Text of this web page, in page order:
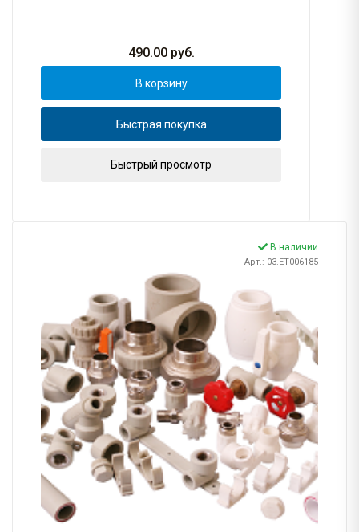
490.00руб.
В корзину
Быстрая покупка
Быстрый просмотр
В наличии
Арт.: 03.ET006185